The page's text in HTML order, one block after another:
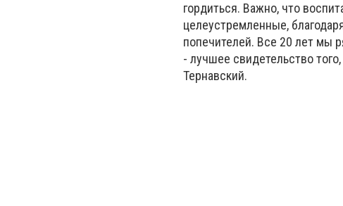
гордиться. Важно, что
целеустремленные,
попечителей. Все 20 лет мы
- лучшее свидетельство
Тернавский.